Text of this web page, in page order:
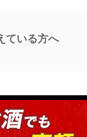
ている方へ